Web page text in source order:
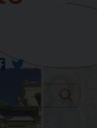
twitter
facebook
Search